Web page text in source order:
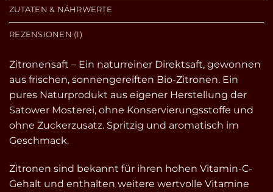
ZUTATEN & NÄHRWERTE
REZENSIONEN (1)
Zitronensaft – Ein naturreiner Direktsaft, gewonnen
aus frischen, sonnengereiften Bio-Zitronen. Ein
pures Naturprodukt aus eigener Herstellung der
Satower Mosterei, ohne Konservierungsstoffe und
ohne Zuckerzusatz. Spritzig und aromatisch im
Geschmack.
Zitronen sind bekannt für ihren hohen Vitamin-C-
Gehalt und enthalten weitere wertvolle Vitamine